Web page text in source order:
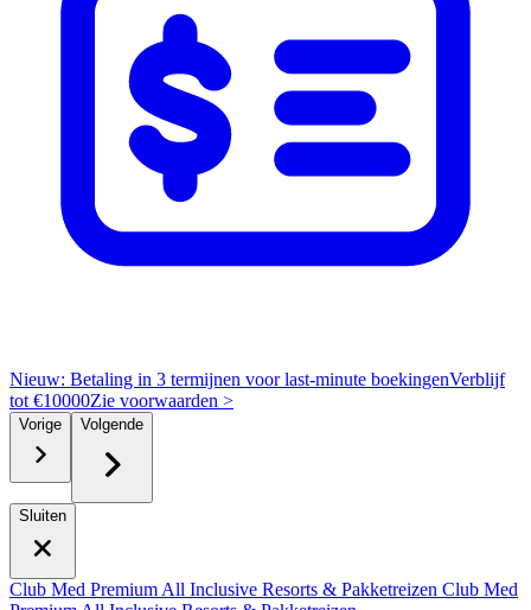
Nieuw: Betaling in 3 termijnen voor last-minute boekingenVerblijf
tot €10000Zie voorwaarden >
Vorige Volgende
Sluiten
Club Med Premium All Inclusive Resorts & Pakketreizen Club Med